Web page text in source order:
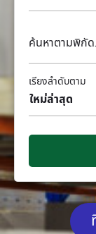
ค้นหาตามพิกัด
ใหม่ล่าสุด
เรียงลำดับตาม